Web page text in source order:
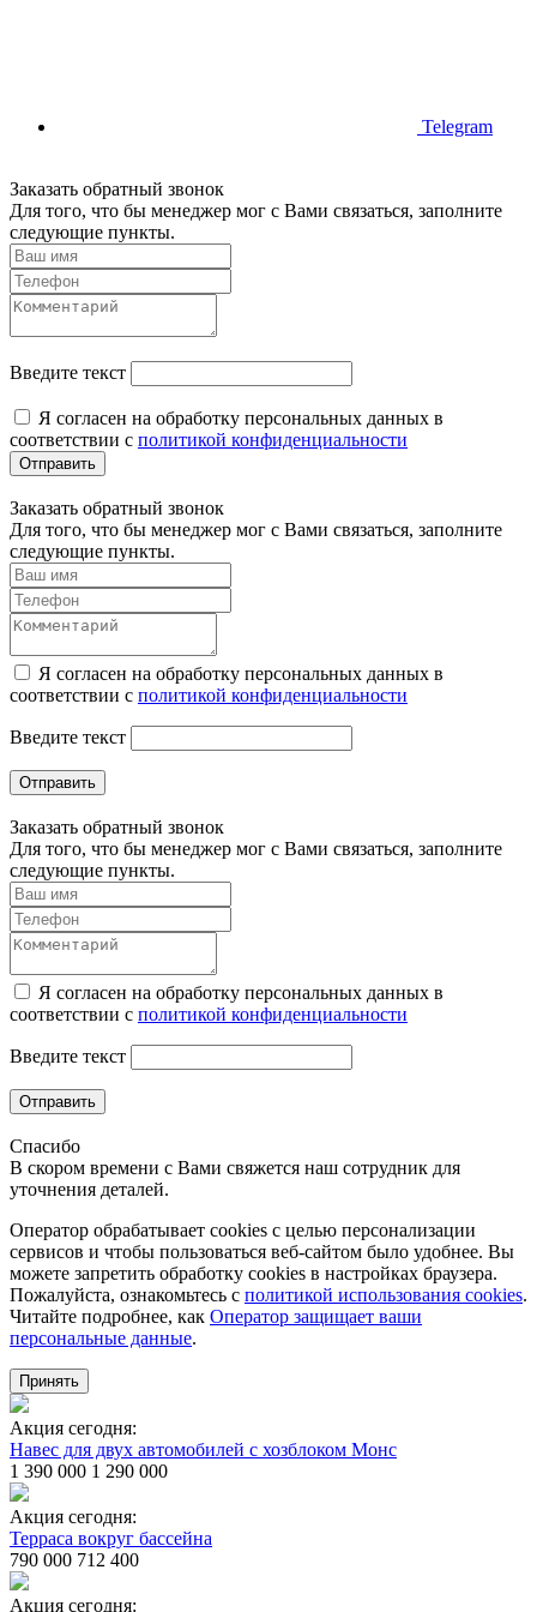
Telegram
Заказать обратный звонок
Для того, что бы менеджер мог с Вами связаться, заполните
следующие пункты.
Введите текст
Я согласен на обработку персональных данных в
соответствии с политикой конфиденциальности
Отправить
Заказать обратный звонок
Для того, что бы менеджер мог с Вами связаться, заполните
следующие пункты.
Я согласен на обработку персональных данных в
соответствии с политикой конфиденциальности
Введите текст
Отправить
Заказать обратный звонок
Для того, что бы менеджер мог с Вами связаться, заполните
следующие пункты.
Я согласен на обработку персональных данных в
соответствии с политикой конфиденциальности
Введите текст
Отправить
Спасибо
В скором времени с Вами свяжется наш сотрудник для
уточнения деталей.
Оператор обрабатывает cookies с целью персонализации
сервисов и чтобы пользоваться веб-сайтом было удобнее. Вы
можете запретить обработку сookies в настройках браузера.
Пожалуйста, ознакомьтесь с политикой использования cookies.
Читайте подробнее, как Оператор защищает ваши
персональные данные.
Принять
Акция сегодня:
Навес для двух автомобилей с хозблоком Монс
1 390 000 1 290 000
Акция сегодня:
Терраса вокруг бассейна
790 000 712 400
Акция сегодня: